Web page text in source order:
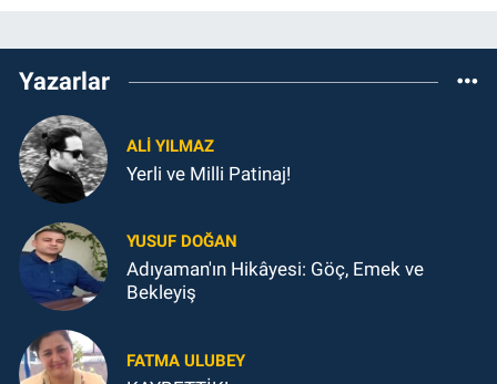
Yazarlar
ALI YILMAZ
Yerli ve Milli Patinaj!
YUSUF DOĞAN
Adıyaman'ın Hikâyesi: Göç, Emek ve
Bekleyiş
FATMA ULUBEY